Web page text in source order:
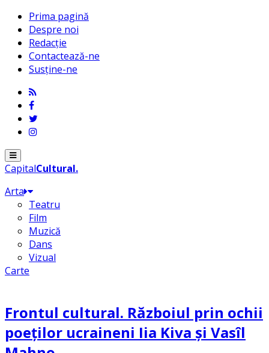
Prima pagină
Despre noi
Redacție
Contactează-ne
Susține-ne
Menu
CapitalCultural.
Arta
Teatru
Film
Muzică
Dans
Vizual
Carte
Frontul cultural. Războiul prin ochii
poeților ucraineni Iia Kiva și Vasîl